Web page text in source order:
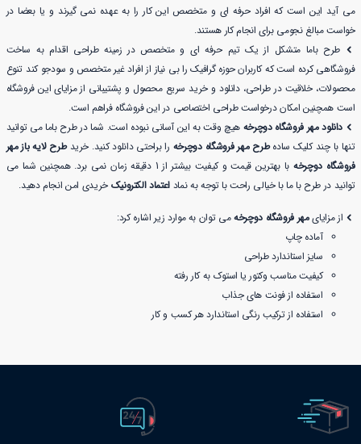
می آید این است که افراد حرفه ای و متخصص این کار را به عهده نمی گیرند و یا بعضا در
خواست مبالغ نجومی برای انجام کار هستند.
طرح باما متشکل از یک تیم حرفه ای و متخصص در زمینه طراحی اقدام به ساخت
فروشگاهی کرده است که کاربران حوزه گرافیک را بی نیاز از افراد غیر متخصص و سودجو کند تنوع
محصولات، خلاقیت در طراحی، دانلود و خرید سریع محصول و پشتیبانی از مزایای این فروشگاه
است همچنین امکان درخواست طراحی اختصاصی در این فروشگاه فراهم است.
دانلود مهر فروشگاه دوچرخه هیچ وقت به این آسانی نبوده است. شما در طرح باما می توانید
تنها با چند کلیک سادهطرح مهر فروشگاه دوچرخه را براحتی دانلود کنید. خریدطرح لایه باز مهر
فروشگاه دوچرخه
با بهترین قیمت و کیفیت بیشتر از 1 دقیقه زمان نمی برد. همچنین شما می
توانید در طرح با ما با خیالی راحت با توجه به نماد اعتماد الکترونیک خریدی امن انجام دهید.
از مزایایمهر فروشگاه دوچرخهمی توان به موارد زیر اشاره کرد:
آماده چاپ
سایز استاندارد طراحی
کیفیت مناسب وکتور یا استوک به کار رفته
استفاده از فونت های جذاب
استفاده از ترکیب رنگی استاندارد هر کسب و کار